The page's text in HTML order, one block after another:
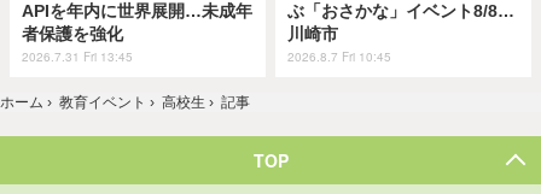
APIを年内に世界展開…未成年
者保護を強化
2026.7.31 Fri 13:45
ぶ「おさかな」イベント8/8…
川崎市
2026.8.7 Fri 10:45
ホーム › 教育イベント › 高校生 › 記事
TOP